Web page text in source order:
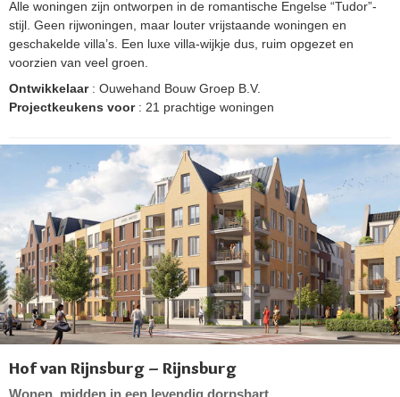
Alle woningen zijn ontworpen in de romantische Engelse “Tudor”-
stijl. Geen rijwoningen, maar louter vrijstaande woningen en
geschakelde villa’s. Een luxe villa-wijkje dus, ruim opgezet en
voorzien van veel groen.
Ontwikkelaar: Ouwehand Bouw Groep B.V.
Projectkeukens voor: 21 prachtige woningen
Hof van Rijnsburg – Rijnsburg